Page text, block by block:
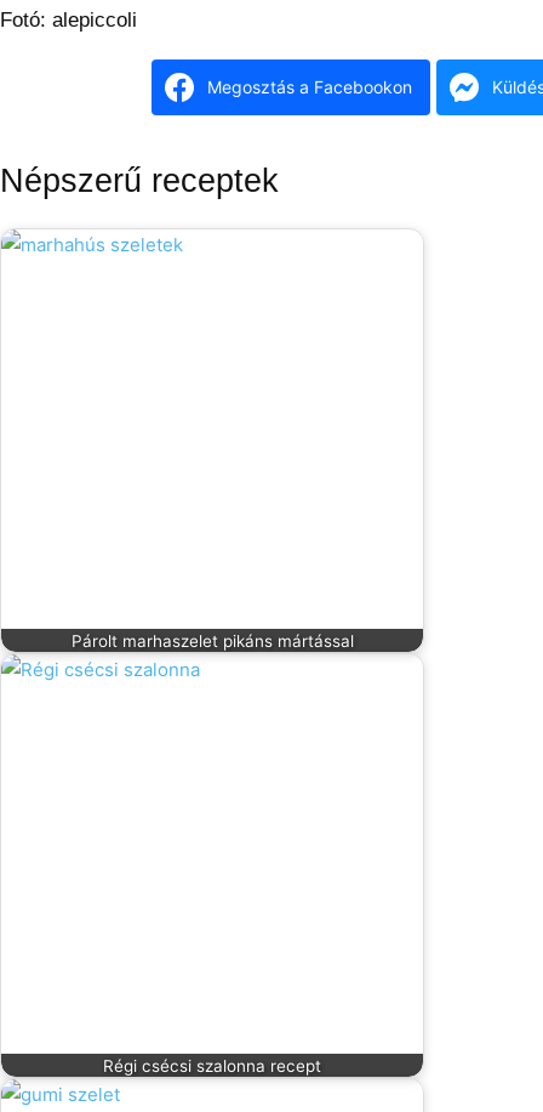
Fotó: alepiccoli
Megosztás a Facebookon
Népszerű receptek
Párolt marhaszelet pikáns mártással
Régi csécsi szalonna recept